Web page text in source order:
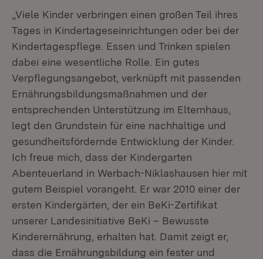
„Viele Kinder verbringen einen großen Teil ihres
Tages in Kindertageseinrichtungen oder bei der
Kindertagespflege. Essen und Trinken spielen
dabei eine wesentliche Rolle. Ein gutes
Verpflegungsangebot, verknüpft mit passenden
Ernährungsbildungsmaßnahmen und der
entsprechenden Unterstützung im Elternhaus,
legt den Grundstein für eine nachhaltige und
gesundheitsfördernde Entwicklung der Kinder.
Ich freue mich, dass der Kindergarten
Abenteuerland in Werbach-Niklashausen hier mit
gutem Beispiel vorangeht. Er war 2010 einer der
ersten Kindergärten, der ein BeKi-Zertifikat
unserer Landesinitiative BeKi – Bewusste
Kinderernährung, erhalten hat. Damit zeigt er,
dass die Ernährungsbildung ein fester und